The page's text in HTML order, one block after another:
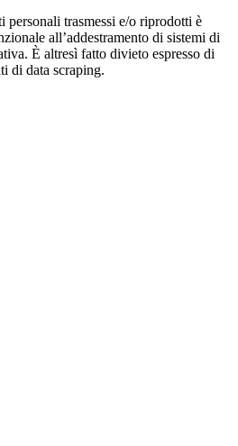
personali trasmessi e/o riprodotti è
all’addestramento di sistemi di
È altresì fatto divieto espresso di
di data scraping.